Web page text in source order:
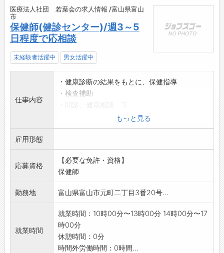
医療法人社団 若葉会の求人情報 /富山県富山
市
保健師(健診センター)/週3～5
日程度で応相談
未経験者活躍中 男女活躍中
仕事内容
・健康診断の結果をもとに、保健指導
・検査補助
【変更範囲:法人の定める業務】
もっと見る
雇用形態
応募資格
【必要な免許・資格】
保健師
勤務地 富山県富山市元町二丁目3番20号...
就業時間
就業時間：10時00分〜13時00分 14時00分〜17
時00分
休憩時間：0分
時間外労働時間：0時間...